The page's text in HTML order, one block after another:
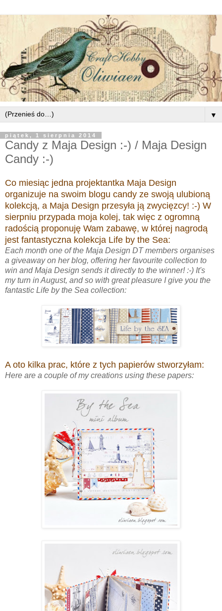
▼
piątek, 1 sierpnia 2014
Candy z Maja Design :-) / Maja Design
Candy :-)
Co miesiąc jedna projektantka Maja Design
organizuje na swoim blogu candy ze swoją ulubioną
kolekcją, a Maja Design przesyła ją zwycięzcy! :-) W
sierpniu przypada moja kolej, tak więc z ogromną
radością proponuję Wam zabawę, w której nagrodą
jest fantastyczna kolekcja Life by the Sea:
Each month one of the Maja Design DT members organises
a giveaway on her blog, offering her favourite collection to
win and Maja Design sends it directly to the winner! :-) It's
my turn in August, and so with great pleasure I give you the
fantastic Life by the Sea collection:
A oto kilka prac, które z tych papierów stworzyłam:
Here are a couple of my creations using these papers: